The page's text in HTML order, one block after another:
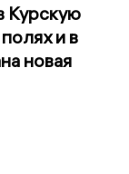
Курскую
и в
новая